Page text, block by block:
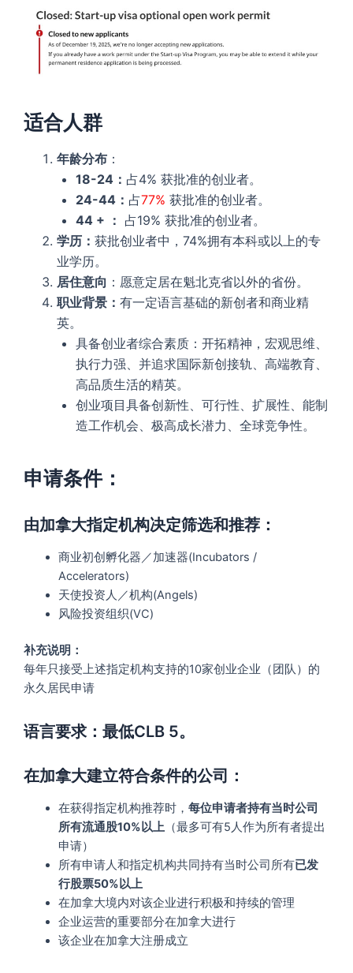
适合人群
年龄分布 ：
18-24： 占4% 获批准的创业者。
24-44： 占77% 获批准的创业者。
44 + ： 占19% 获批准的创业者。
学历： 获批创业者中，74%拥有本科或以上的专
业学历。
居住意向 ：愿意定居在魁北克省以外的省份。
职业背景： 有一定语言基础的新创者和商业精
英。
具备创业者综合素质：开拓精神，宏观思维、
执行力强、并追求国际新创接轨、高端教育、
高品质生活的精英。
创业项目具备创新性、可行性、扩展性、能制
造工作机会、极高成长潜力、全球竞争性。
申请条件：
由加拿大指定机构决定筛选和推荐：
商业初创孵化器／加速器(Incubators /
Accelerators)
天使投资人／机构(Angels)
风险投资组织(VC)
补充说明：
每年只接受上述指定机构支持的10家创业企业（团队）的
永久居民申请
语言要求：最低CLB 5。
在加拿大建立符合条件的公司：
在获得指定机构推荐时， 每位申请者持有当时公司
所有流通股10%以上（最多可有5人作为所有者提出
申请）
所有申请人和指定机构共同持有当时公司所有已发
行股票50%以上
在加拿大境内对该企业进行积极和持续的管理
企业运营的重要部分在加拿大进行
该企业在加拿大注册成立